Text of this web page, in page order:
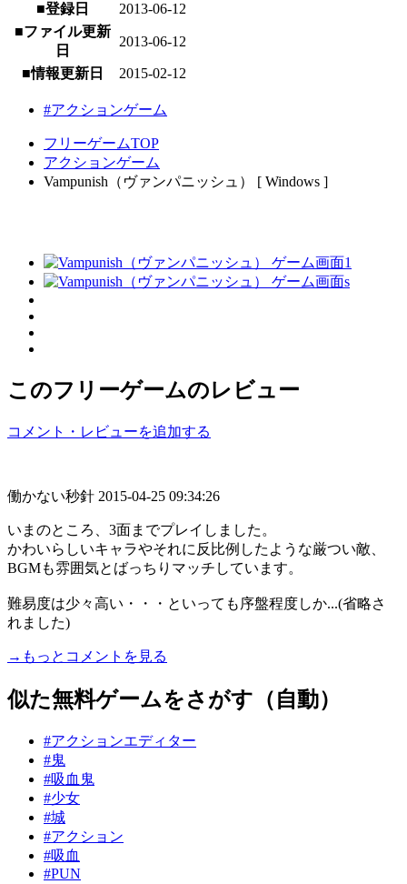
■登録日
2013-06-12
■ファイル更新
日
2013-06-12
■情報更新日 2015-02-12
#アクションゲーム
フリーゲームTOP
アクションゲーム
Vampunish（ヴァンパニッシュ） [ Windows ]
このフリーゲームのレビュー
コメント・レビューを追加する
働かない秒針 2015-04-25 09:34:26
いまのところ、3面までプレイしました。
かわいらしいキャラやそれに反比例したような厳つい敵、
BGMも雰囲気とばっちりマッチしています。
難易度は少々高い・・・といっても序盤程度しか...(省略さ
れました)
→もっとコメントを見る
似た無料ゲームをさがす（自動）
#アクションエディター
#鬼
#吸血鬼
#少女
#城
#アクション
#吸血
#PUN